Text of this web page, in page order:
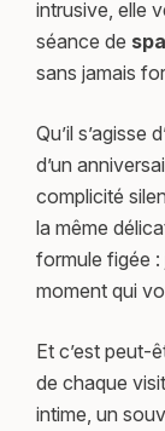
intrusive, elle
séance de
sans jamais
Qu’il s’agisse
d’un
complicité
la même
formule figée :
moment qui
Et c’est peut-
de chaque
intime, un